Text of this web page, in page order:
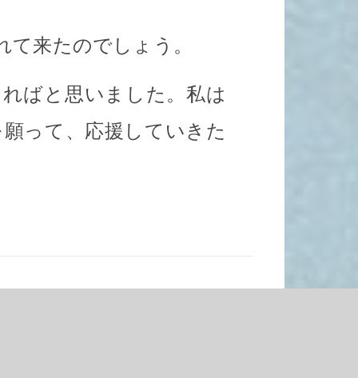
来たのでしょう。
ばと思いました。私は
って、応援していきた